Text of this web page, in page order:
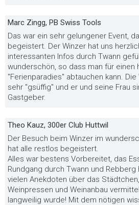
Marc Zingg, PB Swiss Tools
Das war ein sehr gelungener Event,
begeistert. Der Winzer hat uns
interessanten Infos durch Twann
wunderschön, so dass man für einen
"Ferienparadies" abtauchen kann.
sehr "gsüffig" und er und seine Frau
Gastgeber.
Theo Kauz, 300er Club Huttwil
Der Besuch beim Winzer im
hat alle restlos begeistert.
Alles war bestens Vorbereitet, das
Rundgang durch Twann und
vielen Anekdoten über das
Weinpressen und Weinanbau
langweilig wurde! Mit dem nötigen